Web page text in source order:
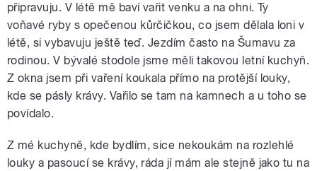
připravuju. V létě mě baví vařit venku a na ohni. Ty
voňavé ryby s opečenou kůrčičkou, co jsem dělala loni v
létě, si vybavuju ještě teď. Jezdím často na Šumavu za
rodinou. V bývalé stodole jsme měli takovou letní kuchyň.
Z okna jsem při vaření koukala přímo na protější louky,
kde se pásly krávy. Vařilo se tam na kamnech a u toho se
povídalo.
Z mé kuchyně, kde bydlím, sice nekoukám na rozlehlé
louky a pasoucí se krávy, ráda jí mám ale stejně jako tu na